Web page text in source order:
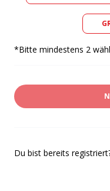
*Bitte mindestens 2
Du bist bereits